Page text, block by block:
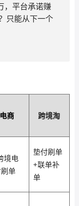
平台承诺赚
只能从下一个
商 跨境淘
境电
单
垫付刷单
+联单补
单